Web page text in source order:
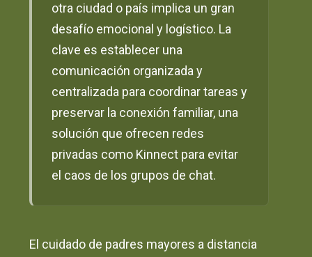
otra ciudad o país implica un gran
desafío emocional y logístico. La
clave es establecer una
comunicación organizada y
centralizada para coordinar tareas y
preservar la conexión familiar, una
solución que ofrecen redes
privadas como Kinnect para evitar
el caos de los grupos de chat.
El cuidado de padres mayores a distancia